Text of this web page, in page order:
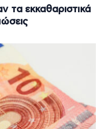
τα εκκαθαριστικά